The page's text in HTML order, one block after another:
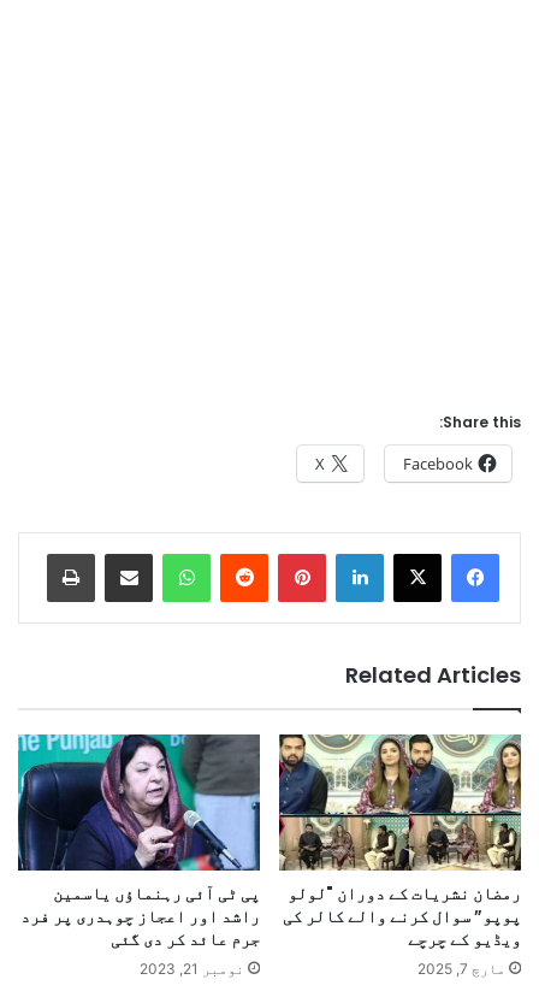
Share this:
Facebook
X
Related Articles
رمضان نشریات کے دوران "لولو
پوپو” سوال کرنے والے کالر کی
ویڈیو کے چرچے
مارچ 7, 2025
پی ٹی آئی رہنماؤں یاسمین
راشد اور اعجاز چوہدری پر فرد
جرم عائد کر دی گئی
نومبر 21, 2023